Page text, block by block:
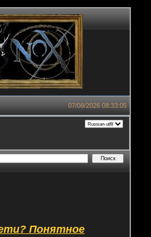
07/08/2026 08:33:05
Понятное